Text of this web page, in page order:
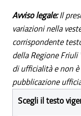
Avviso legale:Il
variazioni nella
corrispondente
della Regione Friuli
di ufficialità e non
pubblicazione
Scegli il testo